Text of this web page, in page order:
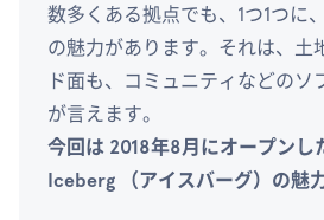
数多くある拠点でも、1つ1つに
の魅力があります。それは、土
ド面も、コミュニティなどのソ
が言えます。
今回は 2018年8月にオープンし
Iceberg （アイスバーグ） の魅